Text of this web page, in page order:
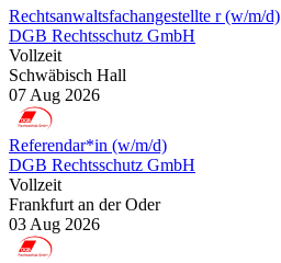
Rechtsanwaltsfachangestellte r (w/m/d)
DGB Rechtsschutz GmbH
Vollzeit
Schwäbisch Hall
07 Aug 2026
Referendar*in (w/m/d)
DGB Rechtsschutz GmbH
Vollzeit
Frankfurt an der Oder
03 Aug 2026